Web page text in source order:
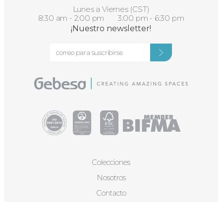
Lunes a Viernes (CST)
8:30 am - 2:00 pm 3:00 pm - 6:30 pm
¡Nuestro newsletter!
Colecciones
Nosotros
Contacto